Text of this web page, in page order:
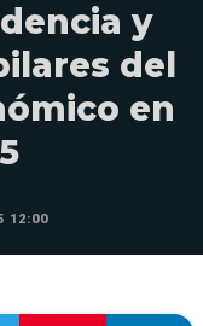
y
del
en
12:00